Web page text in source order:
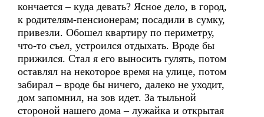
кончается – куда девать? Ясное дело, в город,
к родителям-пенсионерам; посадили в сумку,
привезли. Обошел квартиру по периметру,
что-то съел, устроился отдыхать. Вроде бы
прижился. Стал я его выносить гулять, потом
оставлял на некоторое время на улице, потом
забирал – вроде бы ничего, далеко не уходит,
дом запомнил, на зов идет. За тыльной
стороной нашего дома – лужайка и открытая